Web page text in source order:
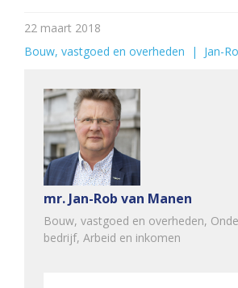
22 maart 2018
Bouw, vastgoed en overheden
  |
Jan-
mr. Jan-Rob van Manen
Bouw, vastgoed en overheden,
bedrijf, Arbeid en inkomen